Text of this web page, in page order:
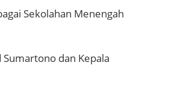
Sekolahan Menengah
dan Kepala